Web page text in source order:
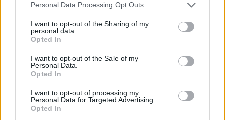
Personal Data Processing Opt Outs
I want to opt-out of the Sharing of my
personal data.
Opted In
I want to opt-out of the Sale of my
Personal Data.
Opted In
I want to opt-out of processing my
Personal Data for Targeted Advertising.
Opted In
Ouazane met Lionel Messi
Ajax zet grote stap richting volgende ronde na
ruime zege op Vojvodina
Dusan Tadic kijkt met bijzondere gevoelens naar
Ajax - Vojvodina